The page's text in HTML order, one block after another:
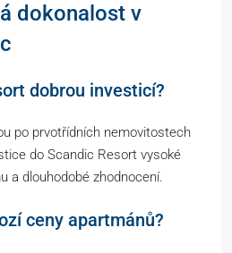
dokonalost v
dobrou investicí?
po prvotřídních nemovitostech
do Scandic Resort vysoké
a dlouhodobé zhodnocení.
ceny apartmánů?